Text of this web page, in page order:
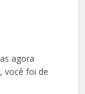
agora
você foi de